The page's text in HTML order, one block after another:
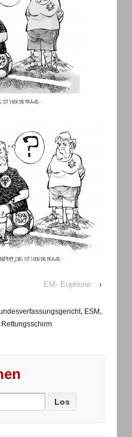
EM- Euphorie ›
, ESM,
Rettungsschirm